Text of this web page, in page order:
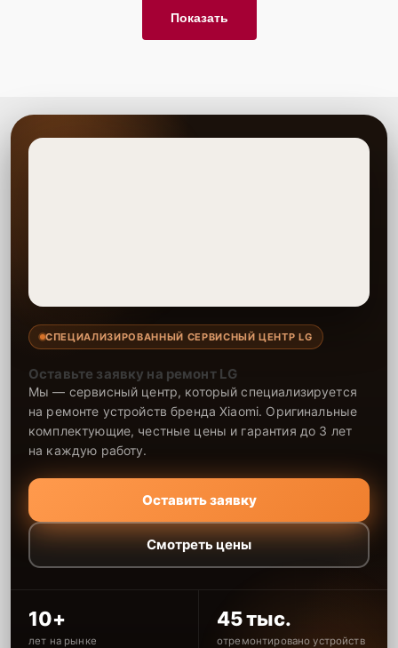
Показать
СПЕЦИАЛИЗИРОВАННЫЙ СЕРВИСНЫЙ ЦЕНТР LG
Оставьте заявку на ремонт LG
Мы — сервисный центр, который специализируется
на ремонте устройств бренда Xiaomi. Оригинальные
комплектующие, честные цены и гарантия до 3 лет
на каждую работу.
Оставить заявку
Смотреть цены
10+
лет на рынке
45 тыс.
отремонтировано устройств